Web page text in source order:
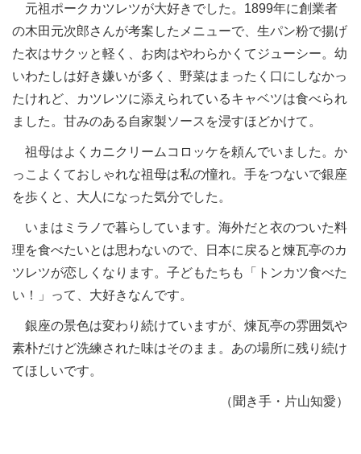
元祖ポークカツレツが大好きでした。1899年に創業者
の木田元次郎さんが考案したメニューで、生パン粉で揚げ
た衣はサクッと軽く、お肉はやわらかくてジューシー。幼
いわたしは好き嫌いが多く、野菜はまったく口にしなかっ
たけれど、カツレツに添えられているキャベツは食べられ
ました。甘みのある自家製ソースを浸すほどかけて。
祖母はよくカニクリームコロッケを頼んでいました。か
っこよくておしゃれな祖母は私の憧れ。手をつないで銀座
を歩くと、大人になった気分でした。
いまはミラノで暮らしています。海外だと衣のついた料
理を食べたいとは思わないので、日本に戻ると煉瓦亭のカ
ツレツが恋しくなります。子どもたちも「トンカツ食べた
い！」って、大好きなんです。
銀座の景色は変わり続けていますが、煉瓦亭の雰囲気や
素朴だけど洗練された味はそのまま。あの場所に残り続け
てほしいです。
（聞き手・片山知愛）